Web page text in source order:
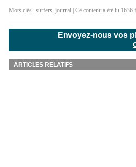
Mots clés : surfers, journal | Ce contenu a été lu 1636
Envoyez-nous vos
ARTICLES RELATIFS